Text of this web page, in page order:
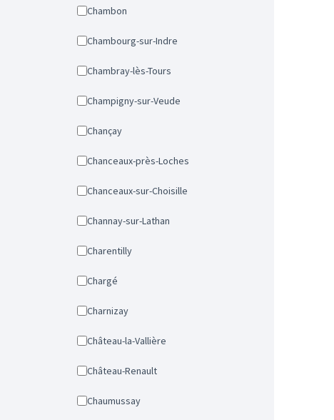
Chambon
Chambourg-sur-Indre
Chambray-lès-Tours
Champigny-sur-Veude
Chançay
Chanceaux-près-Loches
Chanceaux-sur-Choisille
Channay-sur-Lathan
Charentilly
Chargé
Charnizay
Château-la-Vallière
Château-Renault
Chaumussay